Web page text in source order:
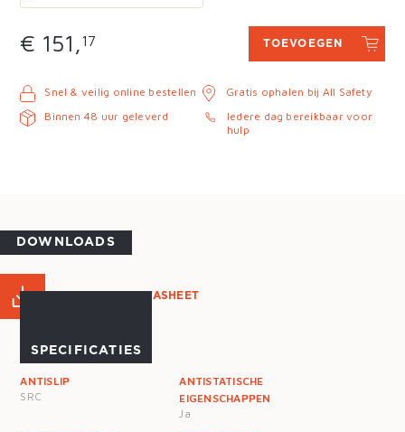
€ 151,17 TOEVOEGEN
Snel & veilig online bestellen
Binnen 48 uur geleverd
Gratis ophalen bij All Safety
Iedere dag bereikbaar voor
hulp
DOWNLOADS
PRODUCT DATASHEET
SPECIFICATIES
ANTISLIP
SRC
ANTISTATISCHE
EIGENSCHAPPEN
Ja